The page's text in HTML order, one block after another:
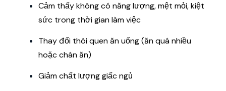
Cảm thấy không có năng lượng, mệt mỏi, kiệt
sức trong thời gian làm việc
Thay đổi thói quen ăn uống (ăn quá nhiều
hoặc chán ăn)
Giảm chất lượng giấc ngủ